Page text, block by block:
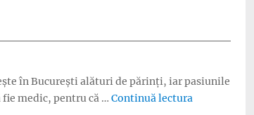
în București alături de părinți, iar pasiunile
medic, pentru că … Continuă lectura